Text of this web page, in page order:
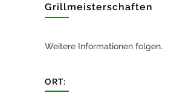
Grillmeisterschaften
Weitere Informationen folgen.
ORT: